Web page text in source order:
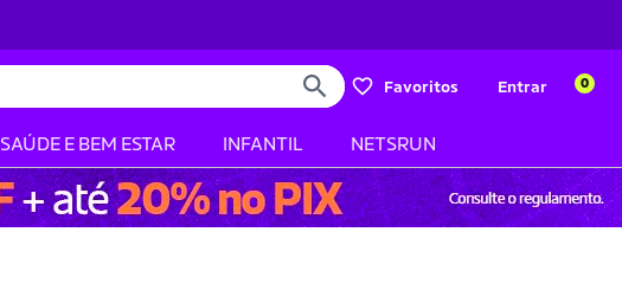
Favoritos Entrar 0
SAÚDE E BEM ESTAR INFANTIL NETSRUN